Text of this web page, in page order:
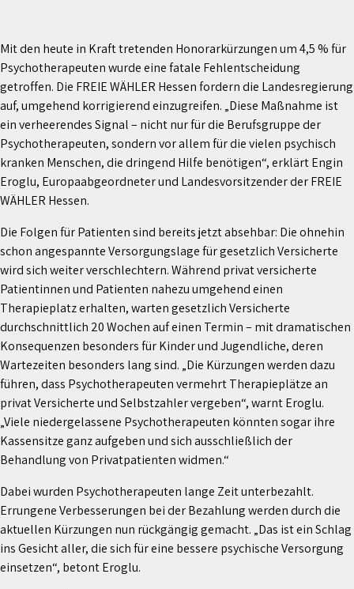
Mit den heute in Kraft tretenden Honorarkürzungen um 4,5 % für
Psychotherapeuten wurde eine fatale Fehlentscheidung
getroffen. Die FREIE WÄHLER Hessen fordern die Landesregierung
auf, umgehend korrigierend einzugreifen. „Diese Maßnahme ist
ein verheerendes Signal – nicht nur für die Berufsgruppe der
Psychotherapeuten, sondern vor allem für die vielen psychisch
kranken Menschen, die dringend Hilfe benötigen“, erklärt Engin
Eroglu, Europaabgeordneter und Landesvorsitzender der FREIE
WÄHLER Hessen.
Die Folgen für Patienten sind bereits jetzt absehbar: Die ohnehin
schon angespannte Versorgungslage für gesetzlich Versicherte
wird sich weiter verschlechtern. Während privat versicherte
Patientinnen und Patienten nahezu umgehend einen
Therapieplatz erhalten, warten gesetzlich Versicherte
durchschnittlich 20 Wochen auf einen Termin – mit dramatischen
Konsequenzen besonders für Kinder und Jugendliche, deren
Wartezeiten besonders lang sind. „Die Kürzungen werden dazu
führen, dass Psychotherapeuten vermehrt Therapieplätze an
privat Versicherte und Selbstzahler vergeben“, warnt Eroglu.
„Viele niedergelassene Psychotherapeuten könnten sogar ihre
Kassensitze ganz aufgeben und sich ausschließlich der
Behandlung von Privatpatienten widmen.“
Dabei wurden Psychotherapeuten lange Zeit unterbezahlt.
Errungene Verbesserungen bei der Bezahlung werden durch die
aktuellen Kürzungen nun rückgängig gemacht. „Das ist ein Schlag
ins Gesicht aller, die sich für eine bessere psychische Versorgung
einsetzen“, betont Eroglu.